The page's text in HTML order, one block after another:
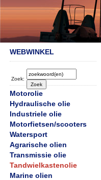
WEBWINKEL
Zoek:
Motorolie
Hydraulische olie
Industriele olie
Motorfietsen/scooters
Watersport
Agrarische olien
Transmissie olie
Tandwielkastenolie
Marine olien